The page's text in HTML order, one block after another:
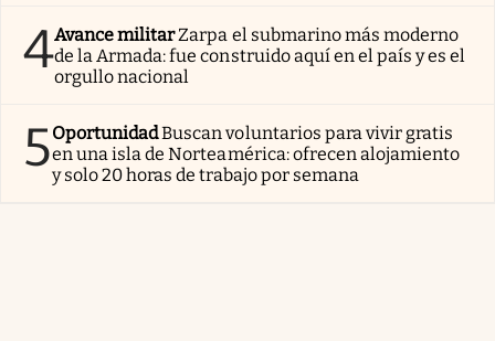
4Avance militarZarpa el submarino más moderno
de la Armada: fue construido aquí en el país y es el
orgullo nacional
5OportunidadBuscan voluntarios para vivir gratis
en una isla de Norteamérica: ofrecen alojamiento
y solo 20 horas de trabajo por semana